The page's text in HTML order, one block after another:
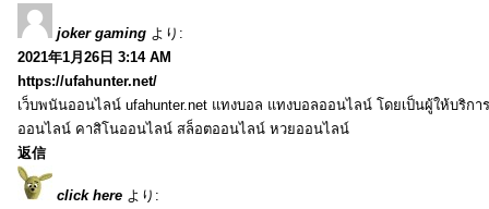
joker gaming より:
2021年1月26日 3:14 AM
https://ufahunter.net/
เว็บพนันออนไลน์ ufahunter.net แทงบอล แทงบอลออนไลน์ โดยเป็นผู้ให้บริกา
ออนไลน์ คาสิโนออนไลน์ สล็อตออนไลน์ หวยออนไลน์
返信
click here より: